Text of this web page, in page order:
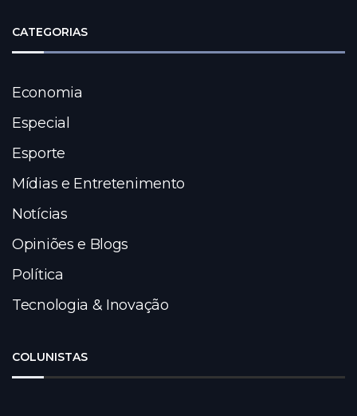
CATEGORIAS
Economia
Especial
Esporte
Mídias e Entretenimento
Notícias
Opiniões e Blogs
Política
Tecnologia & Inovação
COLUNISTAS